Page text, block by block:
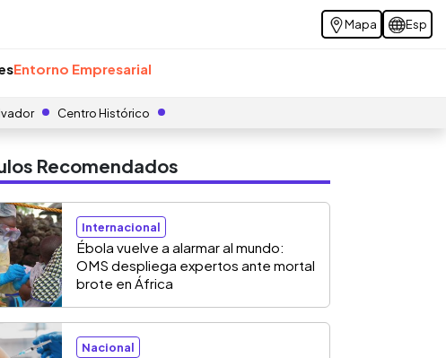
Mapa Esp
Entorno Empresarial
Centro Histórico
Recomendados
Internacional
Ébola vuelve a alarmar al mundo:
OMS despliega expertos ante mortal
brote en África
Nacional